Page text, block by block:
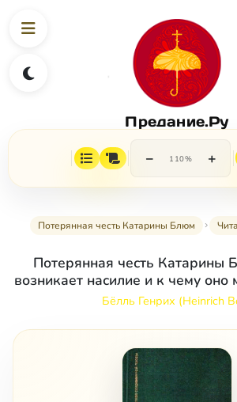
Предание.Ру
− 110% +
Потерянная честь Катарины Блюм
Потерянная честь Катарины
возникает насилие и к чему оно
Бёлль Генрих (Heinrich